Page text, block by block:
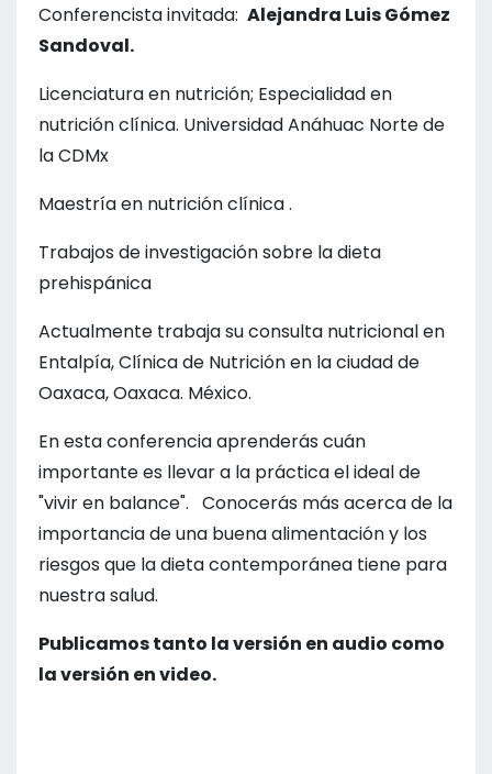
Conferencista invitada: Alejandra Luis Gómez
Sandoval.
Licenciatura en nutrición; Especialidad en
nutrición clínica. Universidad Anáhuac Norte de
la CDMx
Maestría en nutrición clínica .
Trabajos de investigación sobre la dieta
prehispánica
Actualmente trabaja su consulta nutricional en
Entalpía, Clínica de Nutrición en la ciudad de
Oaxaca, Oaxaca. México.
En esta conferencia aprenderás cuán
importante es llevar a la práctica el ideal de
"vivir en balance". Conocerás más acerca de la
importancia de una buena alimentación y los
riesgos que la dieta contemporánea tiene para
nuestra salud.
Publicamos tanto la versión en audio como
la versión en video.